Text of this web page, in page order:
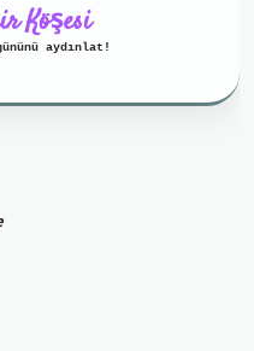
Köşesi
aydınlat!